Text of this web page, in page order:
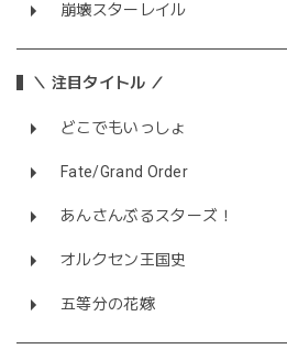
崩壊スターレイル
＼ 注目タイトル ／
どこでもいっしょ
Fate/Grand Order
あんさんぶるスターズ！
オルクセン王国史
五等分の花嫁